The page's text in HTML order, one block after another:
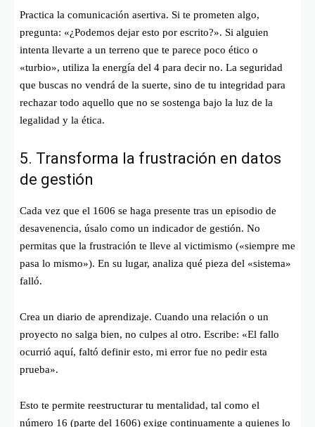
Practica la comunicación asertiva. Si te prometen algo,
pregunta: «¿Podemos dejar esto por escrito?». Si alguien
intenta llevarte a un terreno que te parece poco ético o
«turbio», utiliza la energía del 4 para decir no. La seguridad
que buscas no vendrá de la suerte, sino de tu integridad para
rechazar todo aquello que no se sostenga bajo la luz de la
legalidad y la ética.
5. Transforma la frustración en datos
de gestión
Cada vez que el 1606 se haga presente tras un episodio de
desavenencia, úsalo como un indicador de gestión. No
permitas que la frustración te lleve al victimismo («siempre me
pasa lo mismo»). En su lugar, analiza qué pieza del «sistema»
falló.
Crea un diario de aprendizaje. Cuando una relación o un
proyecto no salga bien, no culpes al otro. Escribe: «El fallo
ocurrió aquí, faltó definir esto, mi error fue no pedir esta
prueba».
Esto te permite reestructurar tu mentalidad, tal como el
número 16 (parte del 1606) exige continuamente a quienes lo